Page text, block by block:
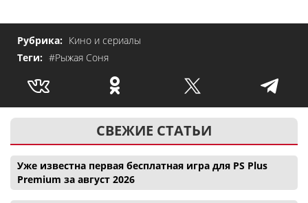
Рубрика: Кино и сериалы
Теги: #Рыжая Соня
СВЕЖИЕ СТАТЬИ
Уже известна первая бесплатная игра для PS Plus
Premium за август 2026